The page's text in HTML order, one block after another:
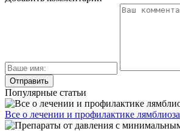
Популярные статьи
Все о лечении и профилактике